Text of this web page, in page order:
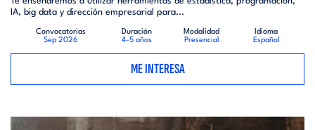
IA, big data y dirección empresarial para...
Convocatorias
Sep 2026
Duración
4-5 años
Modalidad
Presencial
Idioma
Español
ME INTERESA